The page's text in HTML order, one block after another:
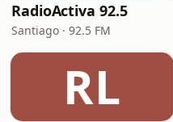
RadioActiva 92.5
Santiago · 92.5 FM
RL